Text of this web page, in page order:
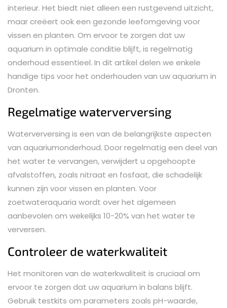
interieur. Het biedt niet alleen een rustgevend uitzicht,
maar creëert ook een gezonde leefomgeving voor
vissen en planten. Om ervoor te zorgen dat uw
aquarium in optimale conditie blijft, is regelmatig
onderhoud essentieel. In dit artikel delen we enkele
handige tips voor het onderhouden van uw aquarium in
Dronten.
Regelmatige waterverversing
Waterverversing is een van de belangrijkste aspecten
van aquariumonderhoud. Door regelmatig een deel van
het water te vervangen, verwijdert u opgehoopte
afvalstoffen, zoals nitraat en fosfaat, die schadelijk
kunnen zijn voor vissen en planten. Voor
zoetwateraquaria wordt over het algemeen
aanbevolen om wekelijks 10-20% van het water te
verversen.
Controleer de waterkwaliteit
Het monitoren van de waterkwaliteit is cruciaal om
ervoor te zorgen dat uw aquarium in balans blijft.
Gebruik testkits om parameters zoals pH-waarde,